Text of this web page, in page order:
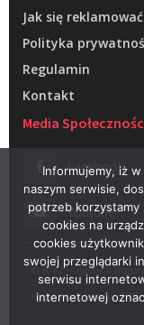
Jak się reklamować
Polityka
Regulamin
Kontakt
Media
Facebook
Youtube
© 2022 – Telewizja
Projektowanie stron
Informujemy, iż
naszym serwisie,
potrzeb korzystamy
cookies na
cookies
swojej przeglądarki
serwisu
internetowej